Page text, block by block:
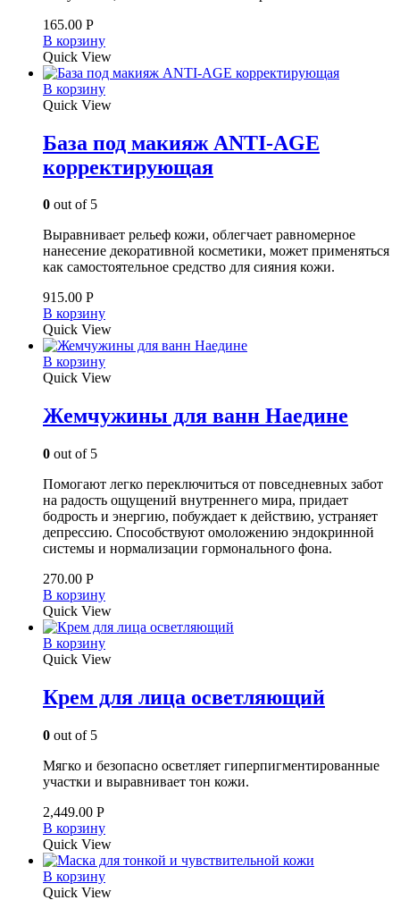
165.00 Р
В корзину
Quick View
В корзину
Quick View
База под макияж ANTI-AGE
корректирующая
0 out of 5
Выравнивает рельеф кожи, облегчает равномерное
нанесение декоративной косметики, может применяться
как самостоятельное средство для сияния кожи.
915.00 Р
В корзину
Quick View
В корзину
Quick View
Жемчужины для ванн Наедине
0 out of 5
Помогают легко переключиться от повседневных забот
на радость ощущений внутреннего мира, придает
бодрость и энергию, побуждает к действию, устраняет
депрессию. Способствуют омоложению эндокринной
системы и нормализации гормонального фона.
270.00 Р
В корзину
Quick View
В корзину
Quick View
Крем для лица осветляющий
0 out of 5
Мягко и безопасно осветляет гиперпигментированные
участки и выравнивает тон кожи.
2,449.00 Р
В корзину
Quick View
В корзину
Quick View